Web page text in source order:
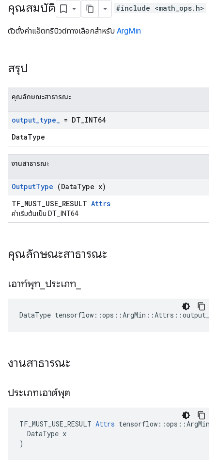
คุณสมบัติ
#include <math_ops.h>
ตัวตั้งค่าแอ็ตทริบิวต์ทางเลือกสำหรับ ArgMin
สรุป
คุณลักษณะสาธารณะ
output_type_ = DT INT64
DataType
งานสาธารณะ
OutputType (DataType x)
TF_MUST_USE_RESULT Attrs
ค่าเริ่มต้นเป็น DT_INT64
คุณลักษณะสาธารณะ
เอาท์พุท ประเภท
DataType tensorflow ::ops ::ArgMin ::Attrs ::
งานสาธารณะ
ประเภทเอาต์พุต
TF_MUST_USE_RESULT Attrs
  DataType x
)